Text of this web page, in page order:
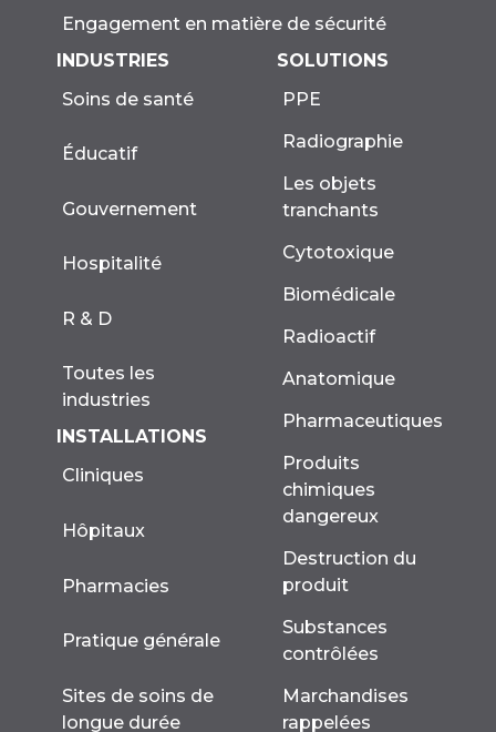
Engagement en matière de sécurité
INDUSTRIES
Soins de santé
Éducatif
Gouvernement
Hospitalité
R & D
Toutes les
industries
INSTALLATIONS
Cliniques
Hôpitaux
Pharmacies
Pratique générale
Sites de soins de
longue durée
SOLUTIONS
PPE
Radiographie
Les objets
tranchants
Cytotoxique
Biomédicale
Radioactif
Anatomique
Pharmaceutiques
Produits
chimiques
dangereux
Destruction du
produit
Substances
contrôlées
Marchandises
rappelées